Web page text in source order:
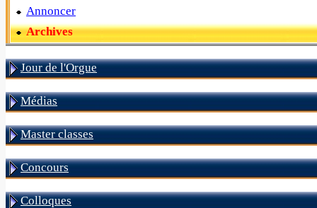
Annoncer
Archives
Jour de l'Orgue
Médias
Master classes
Concours
Colloques